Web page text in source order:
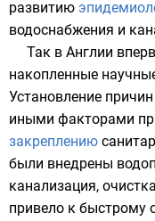
развитию
водоснабжения и
Так в Англии
накопленные
Установление причин
иными факторами
закреплению
были внедрены
канализация,
привело к быстрому